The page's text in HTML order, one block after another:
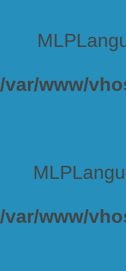
/var/www/
/var/www/